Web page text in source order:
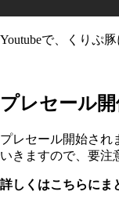
Youtubeで、くりぷ
プレセール
プレセール開始され
いきますので、要注
詳しくはこちらにま